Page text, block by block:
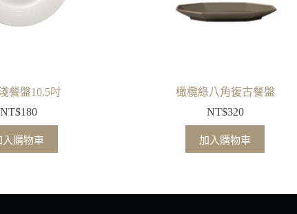
餐盤10.5吋
NT$180
入購物車
橄欖綠八角復古餐盤
NT$320
加入購物車